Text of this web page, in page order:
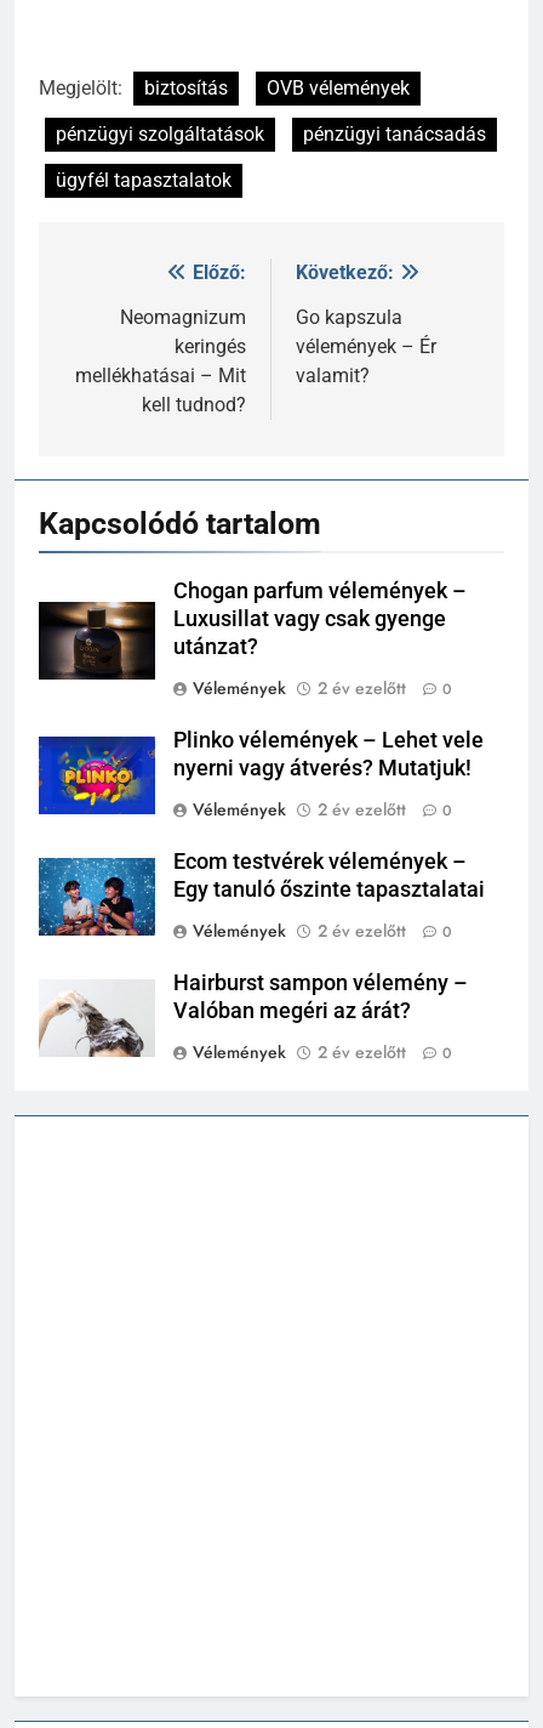
Megjelölt: biztosítás
OVB vélemények
pénzügyi szolgáltatások
pénzügyi tanácsadás
ügyfél tapasztalatok
Bejegyzés
navigáció
Előző:
Neomagnizum
keringés
mellékhatásai – Mit
kell tudnod?
Következő:
Go kapszula
vélemények – Ér
valamit?
Kapcsolódó tartalom
Chogan parfum vélemények –
Luxusillat vagy csak gyenge
utánzat?
Vélemények
2 év ezelőtt 0
Plinko vélemények – Lehet vele
nyerni vagy átverés? Mutatjuk!
Vélemények
2 év ezelőtt 0
Ecom testvérek vélemények –
Egy tanuló őszinte tapasztalatai
Vélemények
2 év ezelőtt 0
Hairburst sampon vélemény –
Valóban megéri az árát?
Vélemények
2 év ezelőtt 0